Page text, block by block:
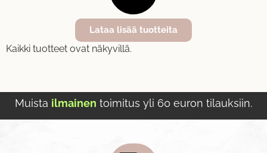
Lataa lisää tuotteita
Kaikki tuotteet ovat näkyvillä.
Muista ilmainen toimitus yli 60 euron tilauksiin.